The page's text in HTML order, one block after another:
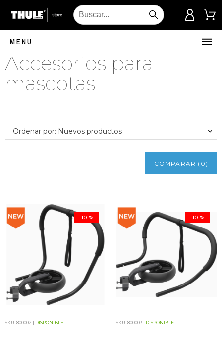
MENU
Accesorios para
mascotas
Ordenar por: Nuevos productos
COMPARAR ( 0 )
SKU: 800002 | DISPONIBLE
-10 %
SKU: 800003 | DISPONIBLE
-10 %